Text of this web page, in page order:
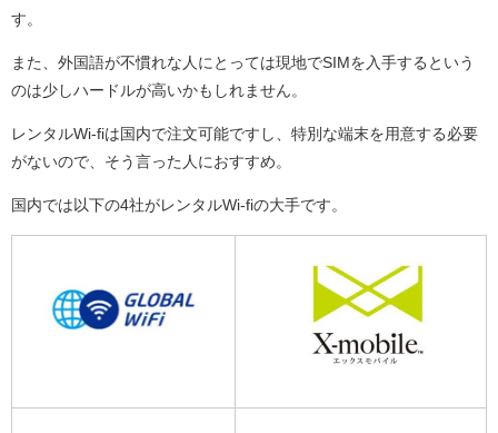
す。
また、外国語が不慣れな人にとっては現地でSIMを入手するという
のは少しハードルが高いかもしれません。
レンタルWi-fiは国内で注文可能ですし、特別な端末を用意する必要
がないので、そう言った人におすすめ。
国内では以下の4社がレンタルWi-fiの大手です。